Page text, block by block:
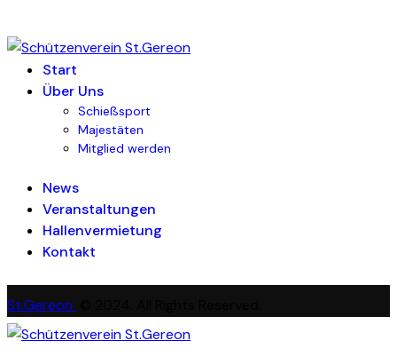
Start
Über Uns
Schießsport
Majestäten
Mitglied werden
News
Veranstaltungen
Hallenvermietung
Kontakt
St.Gereon